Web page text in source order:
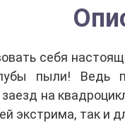
себя
пыли! Ведь
на
экстрима, так и